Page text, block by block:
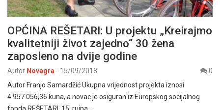
OPĆINA REŠETARI: U projektu „Kreirajmo
kvalitetniji život zajedno“ 30 žena
zaposleno na dvije godine
Autor Novagra - 15/09/2018
0
Autor Franjo Samardžić Ukupna vrijednost projekta iznosi
4.957.056,36 kuna, a novac je osiguran iz Europskog socijalnog